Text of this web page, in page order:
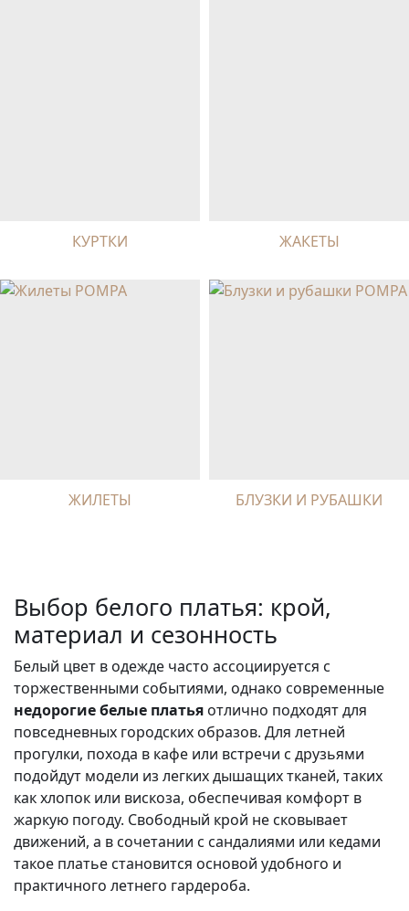
КУРТКИ ЖАКЕТЫ
ЖИЛЕТЫ БЛУЗКИ И РУБАШКИ
Выбор белого платья: крой,
материал и сезонность
Белый цвет в одежде часто ассоциируется с
торжественными событиями, однако современные
недорогие белые платья отлично подходят для
повседневных городских образов. Для летней
прогулки, похода в кафе или встречи с друзьями
подойдут модели из легких дышащих тканей, таких
как хлопок или вискоза, обеспечивая комфорт в
жаркую погоду. Свободный крой не сковывает
движений, а в сочетании с сандалиями или кедами
такое платье становится основой удобного и
практичного летнего гардероба.